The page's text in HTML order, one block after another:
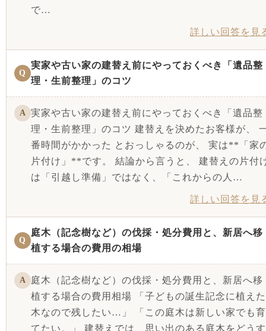
で…
詳しい回答を見
Q
実家や古い家の建替え前にやっておくべき「遺品整
理・生前整理」のコツ
A 実家や古い家の建替え前にやっておくべき「遺品整
理・生前整理」のコツ 建替えを決めたお客様が、
番時間がかかった とおっしゃるのが、 実は**「家
片付け」**です。 結論から言うと、 建替えの片付
は「引越し準備」ではなく、「これからの人…
詳しい回答を見
Q
庭木（記念樹など）の伐採・処分費用と、新居へ移
植する場合の費用の相場
A
庭木（記念樹など）の伐採・処分費用と、新居へ移
植する場合の費用相場 「子どもの誕生記念に植えた
木なので残したい…」 「この庭木は新しい家でも育
てたい。」 建替えでは、思い出のある庭木をどうす